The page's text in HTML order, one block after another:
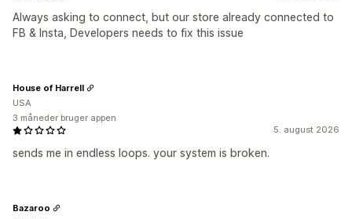
Always asking to connect, but our store already connected to
FB & Insta, Developers needs to fix this issue
5. august 2026
sends me in endless loops. your system is broken.
House of Harrell
USA
3 måneder bruger appen
Bazaroo